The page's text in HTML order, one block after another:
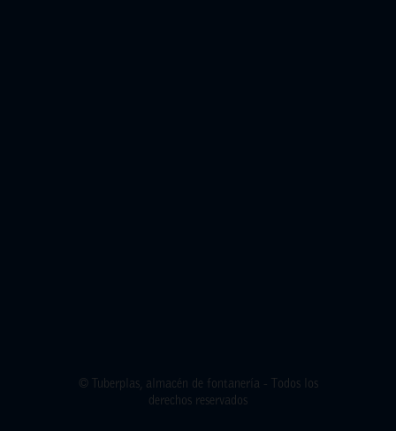
© Tuberplas, almacén de fontanería - Todos los
derechos reservados